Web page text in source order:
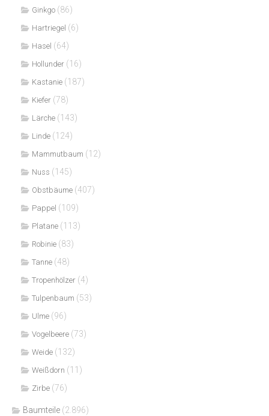
Ginkgo (86)
Hartriegel (6)
Hasel (64)
Hollunder (16)
Kastanie (187)
Kiefer (78)
Lärche (143)
Linde (124)
Mammutbaum (12)
Nuss (145)
Obstbäume (407)
Pappel (109)
Platane (113)
Robinie (83)
Tanne (48)
Tropenhölzer (4)
Tulpenbaum (53)
Ulme (96)
Vogelbeere (73)
Weide (132)
Weißdorn (11)
Zirbe (76)
Baumteile (2.896)